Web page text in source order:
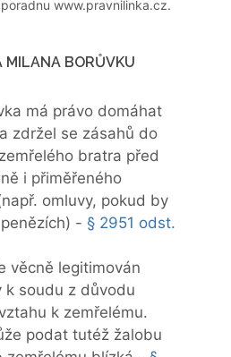
www.pravnilinka.cz.
MILANA BORŮVKU
má právo domáhat
zdržel se zásahů do
bratra před
i přiměřeného
omluvy, pokud by
- § 2951 odst.
věcně legitimován
k soudu z důvodu
k zemřelému.
podat tutéž žalobu